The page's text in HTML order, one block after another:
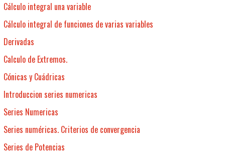
Cálculo integral una variable
Cálculo integral de funciones de varias variables
Derivadas
Calculo de Extremos.
Cónicas y Cuádricas
Introduccion series numericas
Series Numericas
Series numéricas. Criterios de convergencia
Series de Potencias